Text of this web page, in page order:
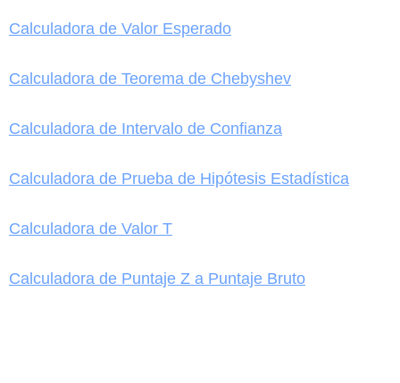
Calculadora de Valor Esperado
Calculadora de Teorema de Chebyshev
Calculadora de Intervalo de Confianza
Calculadora de Prueba de Hipótesis Estadística
Calculadora de Valor T
Calculadora de Puntaje Z a Puntaje Bruto